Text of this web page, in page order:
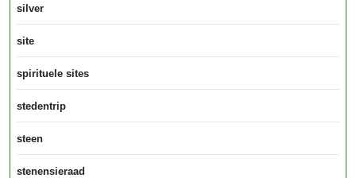
silver
site
spirituele sites
stedentrip
steen
stenensieraad